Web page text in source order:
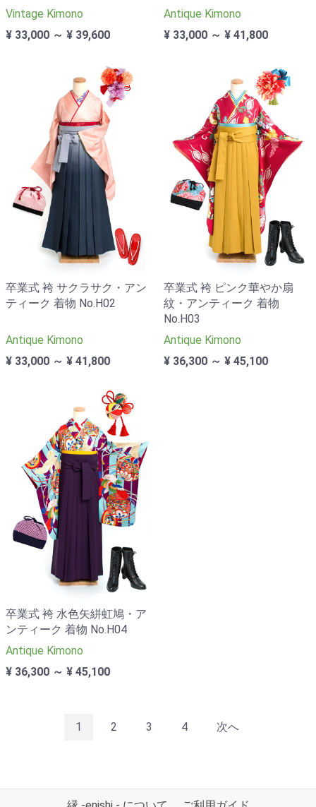
Vintage Kimono
¥ 33,000 ～ ¥ 39,600
Antique Kimono
¥ 33,000 ～ ¥ 41,800
卒業式 袴 サクラサク・アン
ティーク 着物 No.H02
Antique Kimono
¥ 33,000 ～ ¥ 41,800
卒業式 袴 ピンク華やか扇
紋・アンティーク 着物
No.H03
Antique Kimono
¥ 36,300 ～ ¥ 45,100
卒業式 袴 水色矢絣虹鳩・ア
ンティーク 着物 No.H04
Antique Kimono
¥ 36,300 ～ ¥ 45,100
1 2 3 4 次へ